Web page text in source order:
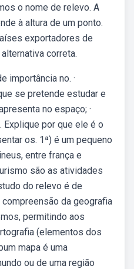
o nome de relevo. A
à altura de um ponto.
exportadores de
correta.
importância no. ·
se pretende estudar e
no espaço; ·
por que ele é o
os. 1ª) é um pequeno
entre frança e
são as atividades
do relevo é de
da geografia
permitindo aos
(elementos dos
mapa é uma
ou de uma região